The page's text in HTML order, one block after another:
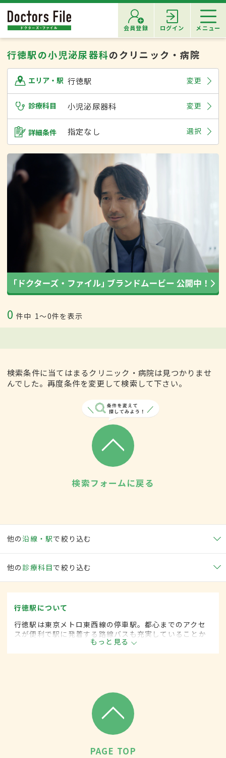
会員登録 ログイン メニュー
行徳駅の小児泌尿器科のクリニック・病院
エリア・駅 行徳駅 変更
診療科目 小児泌尿器科 変更
詳細条件 指定なし 選択
0 件中 1〜0件を表示
検索条件に当てはまるクリニック・病院は見つかりませ
んでした。再度条件を変更して検索して下さい。
検索フォームに戻る
他の沿線・駅で絞り込む
他の 診療科目で絞り込む
行徳駅について
行徳駅は東京メトロ東西線の停車駅。都心までのアクセ
スが便利で駅に発着する路線バスも充実していることか
ら1日に5万6000人が乗降する。駅前もスーパーや飲食店
などが多く立ち並び賑わっている。
もっと見る
PAGE TOP